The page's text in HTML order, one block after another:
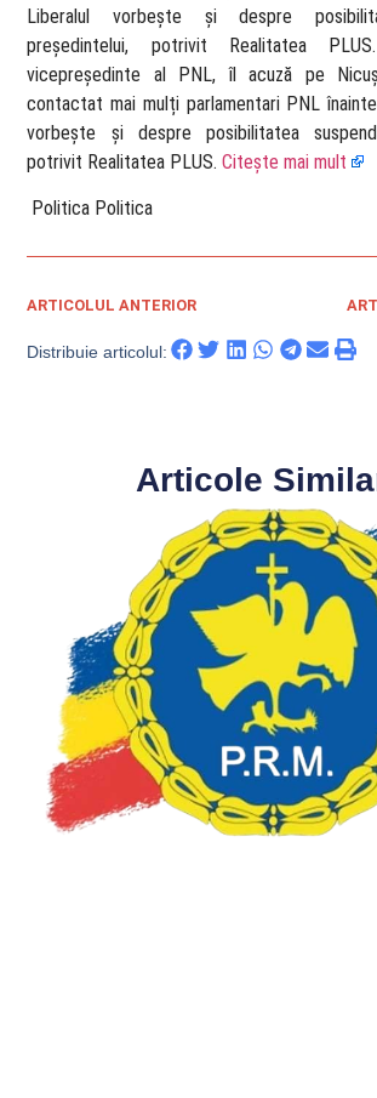
Liberalul vorbește și despre
președintelui, potrivit Realitatea
vicepreședinte al PNL, îl acuză pe
contactat mai mulți parlamentari PNL
vorbește și despre posibilitatea
potrivit Realitatea PLUS.Citește mai mult
​ Politica Politica
ARTICOLUL ANTERIOR
Distribuie articolul:
Articole